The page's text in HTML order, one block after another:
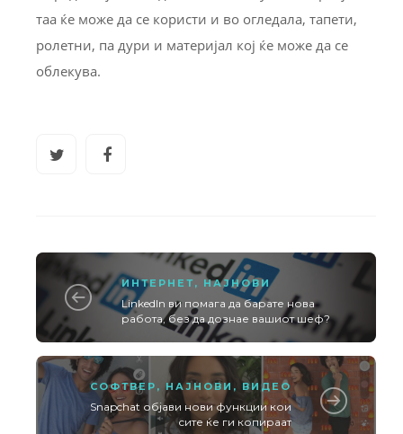
таа ќе може да се користи и во огледала, тапети,
ролетни, па дури и материјал кој ќе може да се
облекува.
ИНТЕРНЕТ , НАЈНОВИ
LinkedIn ви помага да барате нова
работа, без да дознае вашиот шеф?
СОФТВЕР , НАЈНОВИ , ВИДЕО
Snapchat објави нови функции кои
сите ќе ги копираат